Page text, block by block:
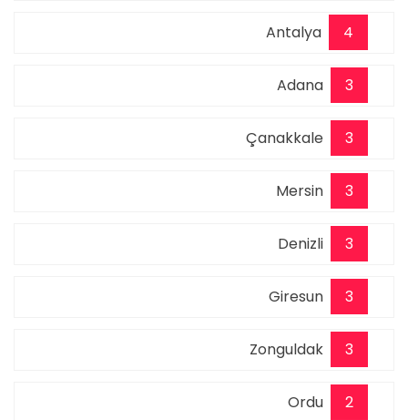
Antalya 4
Adana 3
Çanakkale 3
Mersin 3
Denizli 3
Giresun 3
Zonguldak 3
Ordu 2